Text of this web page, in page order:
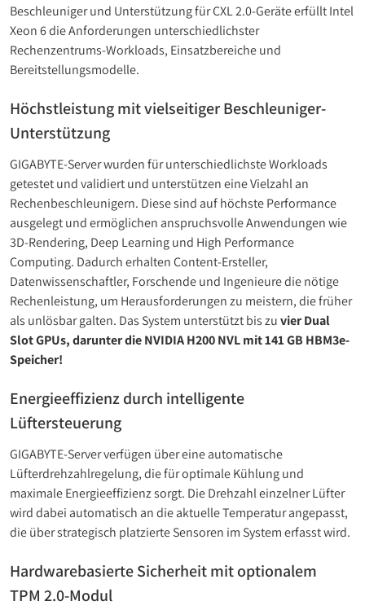
Beschleuniger und Unterstützung für CXL 2.0-Geräte erfüllt Intel
Xeon 6 die Anforderungen unterschiedlichster
Rechenzentrums-Workloads, Einsatzbereiche und
Bereitstellungsmodelle.
Höchstleistung mit vielseitiger Beschleuniger-
Unterstützung
GIGABYTE-Server wurden für unterschiedlichste Workloads
getestet und validiert und unterstützen eine Vielzahl an
Rechenbeschleunigern. Diese sind auf höchste Performance
ausgelegt und ermöglichen anspruchsvolle Anwendungen wie
3D-Rendering, Deep Learning und High Performance
Computing. Dadurch erhalten Content-Ersteller,
Datenwissenschaftler, Forschende und Ingenieure die nötige
Rechenleistung, um Herausforderungen zu meistern, die früher
als unlösbar galten. Das System unterstützt bis zuvier Dual
Slot GPUs, darunter die NVIDIA H200 NVL mit 141 GB HBM3e-
Speicher!
Energieeffizienz durch intelligente
Lüftersteuerung
GIGABYTE-Server verfügen über eine automatische
Lüfterdrehzahlregelung, die für optimale Kühlung und
maximale Energieeffizienz sorgt. Die Drehzahl einzelner Lüfter
wird dabei automatisch an die aktuelle Temperatur angepasst,
die über strategisch platzierte Sensoren im System erfasst wird.
Hardwarebasierte Sicherheit mit optionalem
TPM 2.0-Modul